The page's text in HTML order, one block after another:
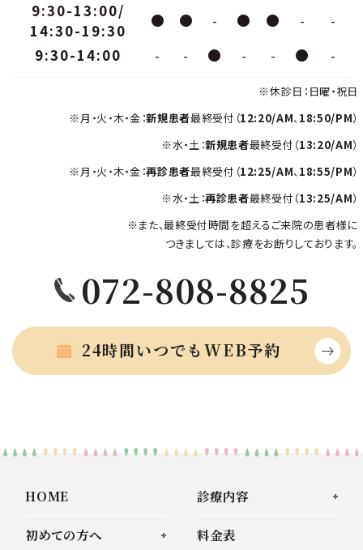
9:30-13:00/
14:30-19:30
● ● - ● ● -
-
9:30-14:00
- - ● - - ● -
※休診日：日曜・祝日
※月・火・木・金：新規患者最終受付（12:20/AM、18:50/PM）
※水・土：新規患者最終受付（13:20/AM）
※月・火・木・金：再診患者最終受付（12:25/AM、18:55/PM）
※水・土：再診患者最終受付（13:25/AM）
※また、最終受付時間を超えるご来院の患者様に
つきましては、診療をお断りしております。
072-808-8825
24時間いつでもWEB予約
HOME
初めての方へ
診療内容
料金表